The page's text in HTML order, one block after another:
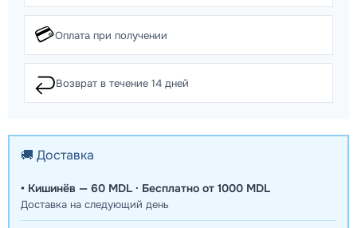
💳Оплата при получении
↩️Возврат в течение 14 дней
🚚 Доставка
• Кишинёв — 60 MDL · Бесплатно от 1000 MDL
Доставка на следующий день